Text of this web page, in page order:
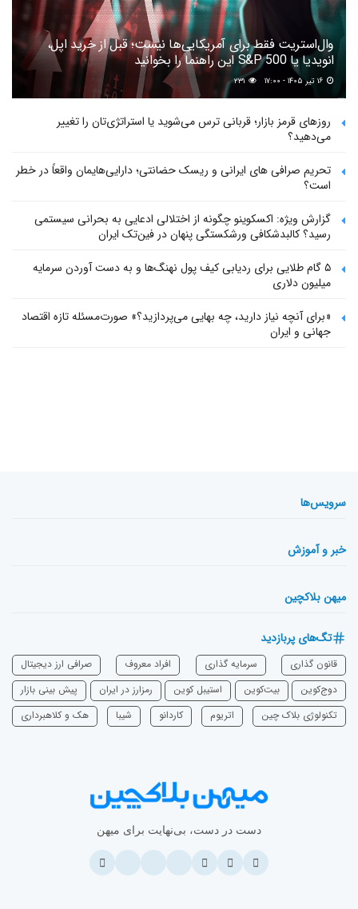
وال‌استریت فقط برای آمریکایی‌ها نیست؛ قبل از خرید اپل،
انویدیا یا S&P 500 این راهنما را بخوانید
۲۳۱
روزهای قرمز بازار؛ قربانی ترس می‌شوید یا استراتژی‌تان را تغییر
می‌دهید؟
تحریم صرافی های ایرانی و ریسک حضانتی؛ دارایی‌هایمان واقعاً در خطر
است؟
گزارش ویژه: اکسکوینو چگونه از اختلالی ادعایی به بحرانی سیستمی
رسید؟ کالبدشکافی ورشکستگی پنهان در فین‌تک ایران
۵ گام طلایی برای ردیابی کیف پول‌ نهنگ‌ها و به دست آوردن سرمایه
میلیون دلاری
«برای آنچه نیاز دارید، چه بهایی می‌پردازید؟» صورت‌مسئله تازه اقتصاد
جهانی و ایران
سرویس‌ها
خبر و آموزش
میهن بلاکچین
تگ‌های پربازدید
قانون گذاری سرمایه‌ گذاری افراد معروف
صرافی ارز دیجیتال
دوج‌کوین
بیت‌کوین استیبل کوین رمزارز در ایران
پیش بینی بازار
تکنولوژی بلاک چین
اتریوم ‌کاردانو شیبا هک و کلاهبرداری
دست در دست، بی‌نهایت برای میهن